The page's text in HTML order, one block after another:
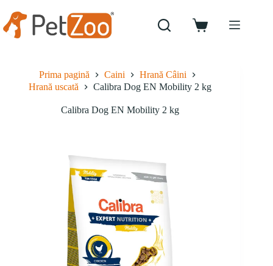
conținut
Coș
Prima pagină Caini
Hrană Câini
Hrană uscată
Calibra Dog EN Mobility 2 kg
Calibra Dog EN Mobility 2 kg